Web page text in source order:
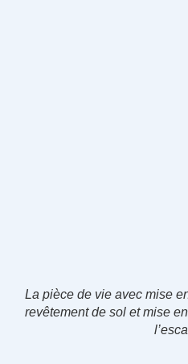
La pièce de vie avec mise
revêtement de sol et mise